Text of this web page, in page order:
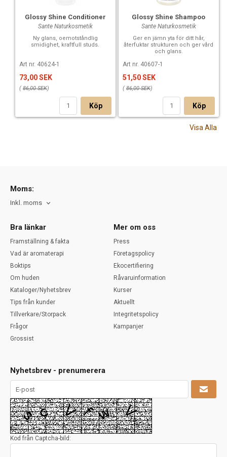
Glossy Shine Conditioner
Sante Naturkosmetik
Ny glans, oemotståndlig
smidighet, kraftfull studs.
Art nr. 40624-1
73,00 SEK
( 86,00 SEK)
Köp
Glossy Shine Shampoo
Sante Naturkosmetik
Ger en jämn yta för ditt hår,
återfuktar strukturen och ger vård
och glans.
Art nr. 40607-1
51,50 SEK
( 86,00 SEK)
Köp
Visa Alla
Moms:
Inkl. moms
Bra länkar
Framställning & fakta
Vad är aromaterapi
Boktips
Om huden
Kataloger/Nyhetsbrev
Tips från kunder
Tillverkare/Storpack
Frågor
Grossist
Mer om oss
Press
Företagspolicy
Ekocertifiering
Råvaruinformation
Kurser
Aktuellt
Integritetspolicy
Kampanjer
Nyhetsbrev - prenumerera
Kod från Captcha-bild: